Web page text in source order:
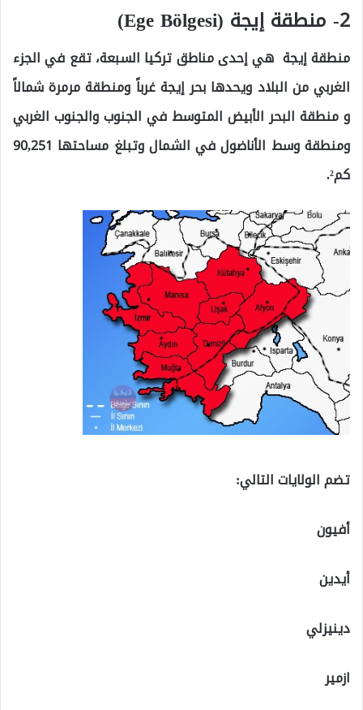
2- منطقة إيجة (Ege Bölgesi)
منطقة إيجة ‏ هي إحدى مناطق تركيا السبعة، تقع في الجزء
الغربي من البلاد ويحدها بحر إيجة غرباً ومنطقة مرمرة شمالاً
و منطقة البحر الأبيض المتوسط في الجنوب والجنوب الغربي
ومنطقة وسط الأناضول في الشمال وتبلغ مساحتها 90,251
كم².
تضم الولايات التالي:
أفيون
أيدين
دينيزلي
ازمير